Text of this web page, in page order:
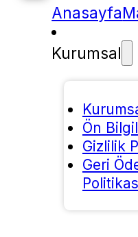
Anasayfa
Kurumsal
Ön
Gizlilik
Geri